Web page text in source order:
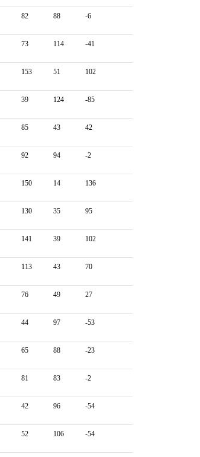
82 88 -6
73 114 -41
153 51 102
39 124 -85
85 43 42
92 94 -2
150 14 136
130 35 95
141 39 102
113 43 70
76 49 27
44 97 -53
65 88 -23
81 83 -2
42 96 -54
52 106 -54